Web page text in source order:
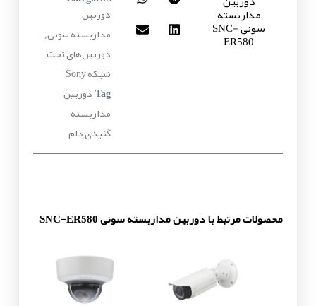
مداربسته
سونی SNC-
ER580
دوربین
مداربسته سونی,
دوربین‌های تحت
شبکه Sony
Tag دوربین
مداربسته
گنبدی دام
محصولات مرتبط با دوربین مداربسته سونی SNC-ER580